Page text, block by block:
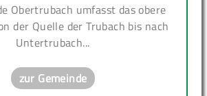
Obertrubach umfasst das obere
der Quelle der Trubach bis nach
Untertrubach...
zur Gemeinde